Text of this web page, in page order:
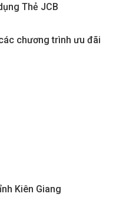
Thẻ JCB
chương trình ưu đãi
Kiên Giang